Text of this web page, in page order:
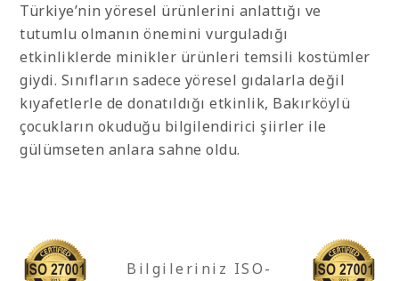
Türkiye’nin yöresel ürünlerini anlattığı ve
tutumlu olmanın önemini vurguladığı
etkinliklerde minikler ürünleri temsili kostümler
giydi. Sınıfların sadece yöresel gıdalarla değil
kıyafetlerle de donatıldığı etkinlik, Bakırköylü
çocukların okuduğu bilgilendirici şiirler ile
gülümseten anlara sahne oldu.
Bilgileriniz ISO-